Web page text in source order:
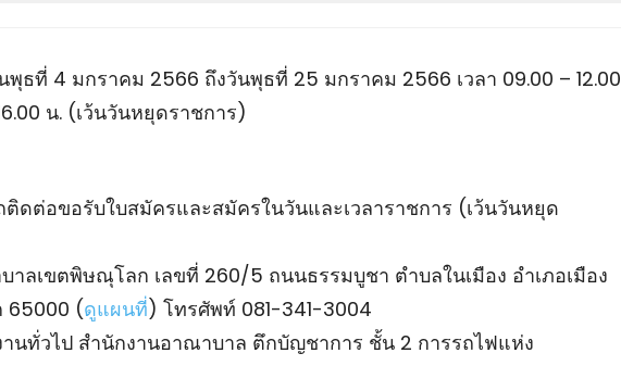
ธที่ 4 มกราคม 2566 ถึงวันพุธที่ 25 มกราคม 2566 เวลา 09.00 – 12.00
น. (เว้นวันหยุดราชการ)
ดต่อขอรับใบสมัครและสมัครในวันและเวลาราชการ (เว้นวันหยุด
าลเขตพิษณุโลก เลขที่ 260/5 ถนนธรรมบูชา ตําบลในเมือง อําเภอเมือง
65000 (ดูแผนที่) โทรศัพท์ 081-341-3004
นทั่วไป สํานักงานอาณาบาล ตึกบัญชาการ ชั้น 2 การรถไฟแห่ง